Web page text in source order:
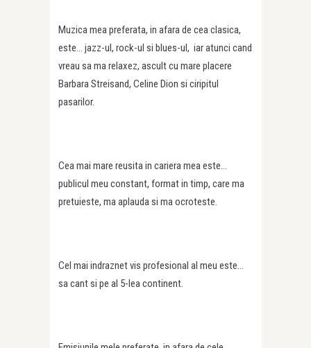
Muzica mea preferata, in afara de cea clasica,
este… jazz-ul, rock-ul si blues-ul, iar atunci cand
vreau sa ma relaxez, ascult cu mare placere
Barbara Streisand, Celine Dion si ciripitul
pasarilor.
Cea mai mare reusita in cariera mea este…
publicul meu constant, format in timp, care ma
pretuieste, ma aplauda si ma ocroteste.
Cel mai indraznet vis profesional al meu este…
sa cant si pe al 5-lea continent.